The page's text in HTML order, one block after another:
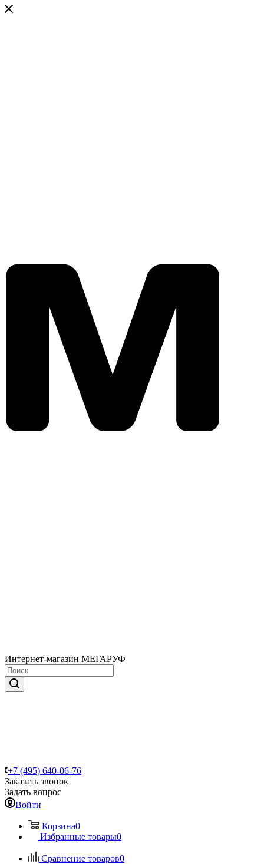
Интернет-магазин МЕГАРУФ
+7 (495) 640-06-76
Заказать звонок
Задать вопрос
Войти
Корзина0
Избранные товары0
Сравнение товаров0